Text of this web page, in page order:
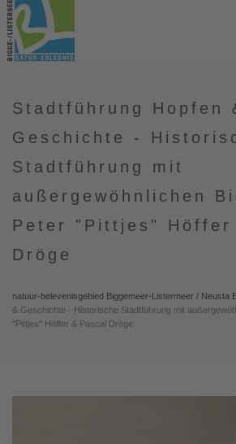
Stadtführung Hopfen
Geschichte -
Stadtführung mit
außergewöhnlichen
Peter "Pittjes" Höffer
Dröge
natuur-belevenisgebied Biggemeer-Listermeer / Neusta
& Geschichte - Historische Stadtführung mit
"Pittjes" Höffer & Pascal Dröge